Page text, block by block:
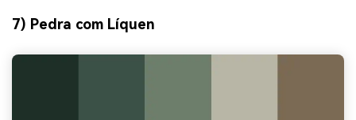
7) Pedra com Líquen